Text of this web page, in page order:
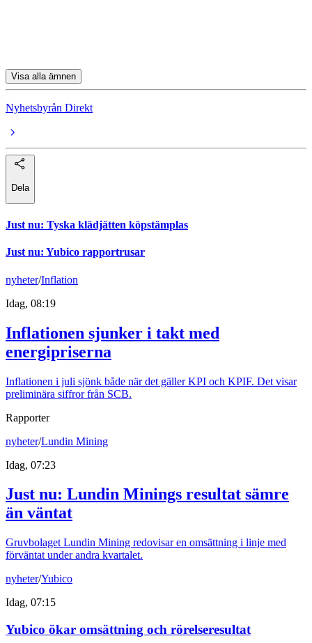
Visa alla ämnen
Nyhetsbyrån Direkt
Dela
Just nu: Tyska klädjätten köpstämplas
Just nu: Yubico rapportrusar
nyheter/Inflation
Idag, 08:19
Inflationen sjunker i takt med
energipriserna
Inflationen i juli sjönk både när det gäller KPI och KPIF. Det visar
preliminära siffror från SCB.
Rapporter
nyheter/Lundin Mining
Idag, 07:23
Just nu: Lundin Minings resultat sämre
än väntat
Gruvbolaget Lundin Mining redovisar en omsättning i linje med
förväntat under andra kvartalet.
nyheter/Yubico
Idag, 07:15
Yubico ökar omsättning och rörelseresultat